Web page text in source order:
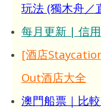
玩法 (獨木舟／
每月更新 | 信
[酒店
Out酒店大全
澳門船票｜比